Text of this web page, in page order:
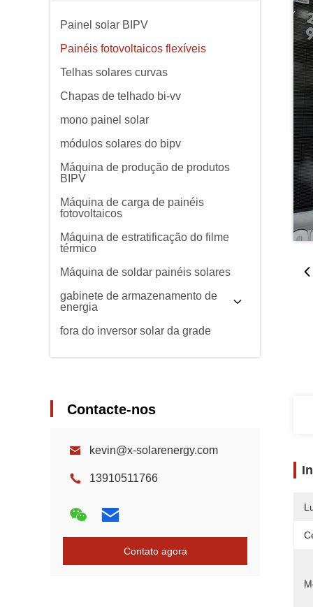
Painel solar BIPV
Painéis fotovoltaicos flexíveis
Telhas solares curvas
Chapas de telhado bi-vv
mono painel solar
módulos solares do bipv
Máquina de produção de produtos
BIPV
Máquina de carga de painéis
fotovoltaicos
Máquina de estratificação do filme
térmico
Máquina de soldar painéis solares
gabinete de armazenamento de
energia
fora do inversor solar da grade
Contacte-nos
kevin@x-solarenergy.com
13910511766
Contato agora